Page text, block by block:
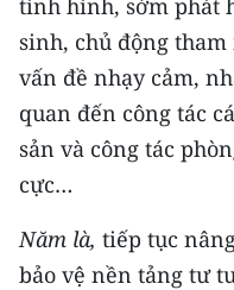
sinh, chủ động
vấn đề nhạy cảm,
quan đến công tác
sản và công tác
cực…
Năm là, tiếp tục
bảo vệ nền tảng tư